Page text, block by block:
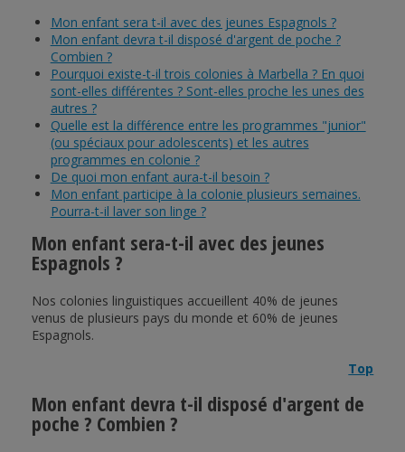
Mon enfant sera t-il avec des jeunes Espagnols ?
Mon enfant devra t-il disposé d'argent de poche ?
Combien ?
Pourquoi existe-t-il trois colonies à Marbella ? En quoi
sont-elles différentes ? Sont-elles proche les unes des
autres ?
Quelle est la différence entre les programmes "junior"
(ou spéciaux pour adolescents) et les autres
programmes en colonie ?
De quoi mon enfant aura-t-il besoin ?
Mon enfant participe à la colonie plusieurs semaines.
Pourra-t-il laver son linge ?
Mon enfant sera-t-il avec des jeunes
Espagnols ?
Nos colonies linguistiques accueillent 40% de jeunes
venus de plusieurs pays du monde et 60% de jeunes
Espagnols.
Top
Mon enfant devra t-il disposé d'argent de
poche ? Combien ?